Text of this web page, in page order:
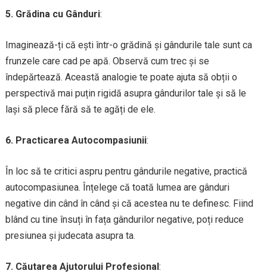
5. Grădina cu Gânduri:
Imaginează-ți că ești într-o grădină și gândurile tale sunt ca
frunzele care cad pe apă. Observă cum trec și se
îndepărtează. Această analogie te poate ajuta să obții o
perspectivă mai puțin rigidă asupra gândurilor tale și să le
lași să plece fără să te agăți de ele.
6. Practicarea Autocompasiunii:
În loc să te critici aspru pentru gândurile negative, practică
autocompasiunea. Înțelege că toată lumea are gânduri
negative din când în când și că acestea nu te definesc. Fiind
blând cu tine însuți în fața gândurilor negative, poți reduce
presiunea și judecata asupra ta.
7. Căutarea Ajutorului Profesional: